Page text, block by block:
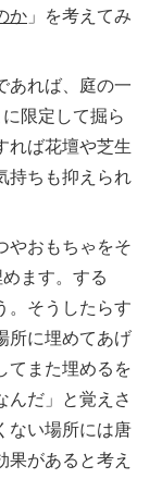
か 」を考えてみ
あれば、庭の一
限定して掘ら
れば花壇や芝生
持ちも抑えられ
やおもちゃをそ
ます。する
。そうしたらす
所に埋めてあげ
てまた埋めるを
んだ」と覚えさ
ない場所には唐
があると考え